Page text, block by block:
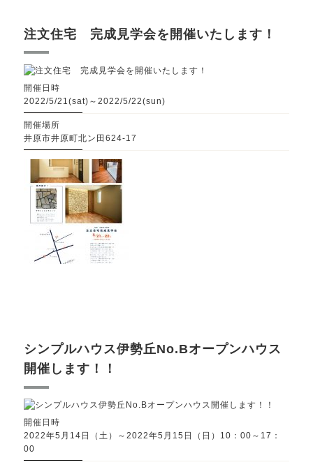
注文住宅 完成見学会を開催いたします！
開催日時
2022/5/21(sat)～2022/5/22(sun)
開催場所
井原市井原町北ン田624-17
シンプルハウス伊勢丘No.Bオープンハウス
開催します！！
開催日時
2022年5月14日（土）～2022年5月15日（日）10：00～17：
00